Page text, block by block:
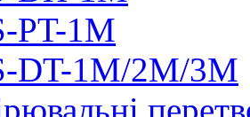
PT-1M
DT-1M/2M/3M